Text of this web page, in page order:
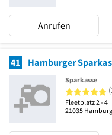
Anrufen
41 Hamburger
Sparkasse
5
Fleetplatz 2 - 4
21035 Hamburg